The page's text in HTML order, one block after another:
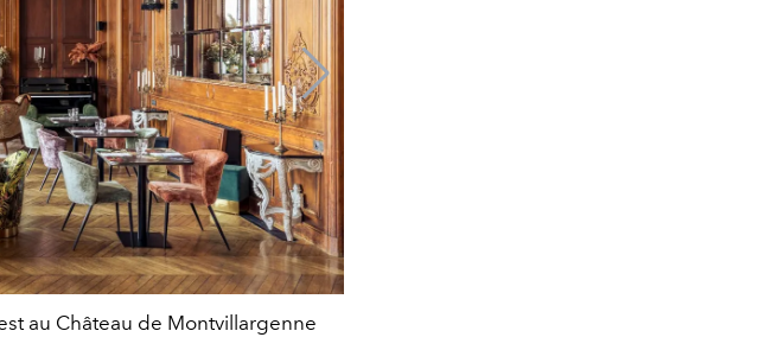
au Château de Montvillargenne